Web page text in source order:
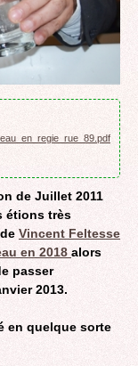
de Juillet 2011
étions très
Vincent Feltesse
en 2018 alors
passer
2013.
en quelque sorte